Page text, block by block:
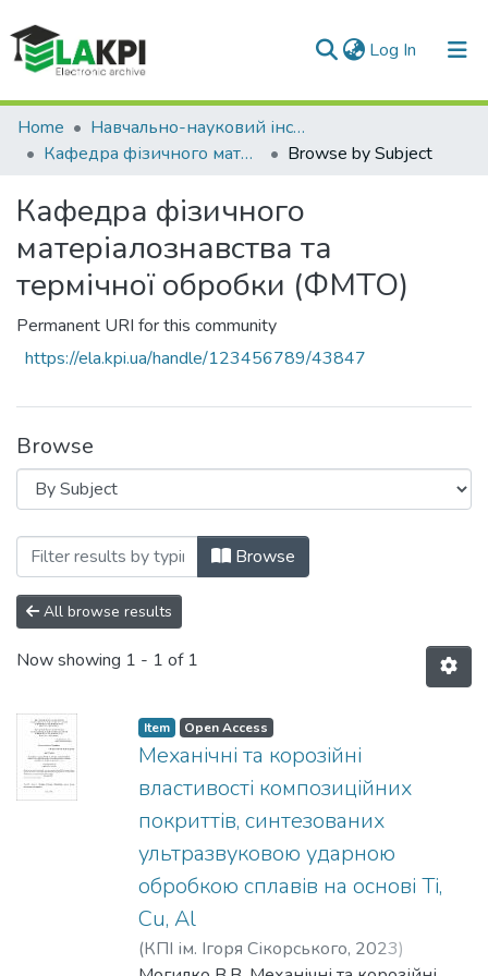
Log In (current)
Communities & Collections
All of DSpace
Home
Навчально-науковий інститут матеріалознавства та зварювання ім. Є.О. Патона (НН ІМЗ ім. Є.О. Патона)
Кафедра фізичного матеріалознавства та термічної обробки (ФМТО)
Browse by Subject
Кафедра фізичного
матеріалознавства та
термічної обробки (ФМТО)
Permanent URI for this community
https://ela.kpi.ua/handle/123456789/43847
Browse
Browsing Кафедра фізичного
Browse
All browse results
Now showing 1 - 1 of 1
Item Open Access
Механічні та корозійні
властивості композиційних
покриттів, синтезованих
ультразвуковою ударною
обробкою сплавів на основі Ti,
Cu, Al
(КПІ ім. Ігоря Сікорського, 2023)